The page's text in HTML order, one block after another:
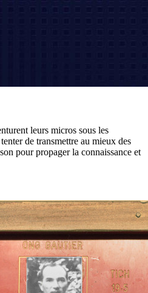
leurs micros sous les
de transmettre au mieux des
pour propager la connaissance et